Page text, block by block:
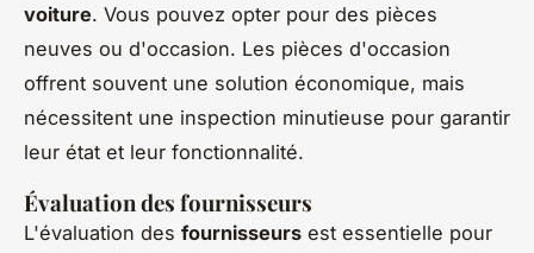
voiture. Vous pouvez opter pour des pièces
neuves ou d'occasion. Les pièces d'occasion
offrent souvent une solution économique, mais
nécessitent une inspection minutieuse pour garantir
leur état et leur fonctionnalité.
Évaluation des fournisseurs
L'évaluation des fournisseurs est essentielle pour